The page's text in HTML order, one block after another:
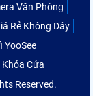
Văn Phòng
Rẻ Không Dây
YooSee
Cửa
Reserved.